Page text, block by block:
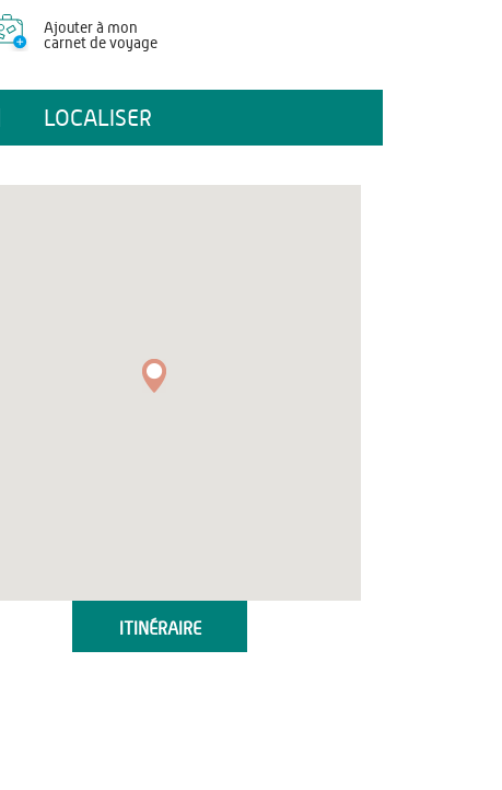
Ajouter à mon
carnet de voyage
LOCALISER
ITINÉRAIRE